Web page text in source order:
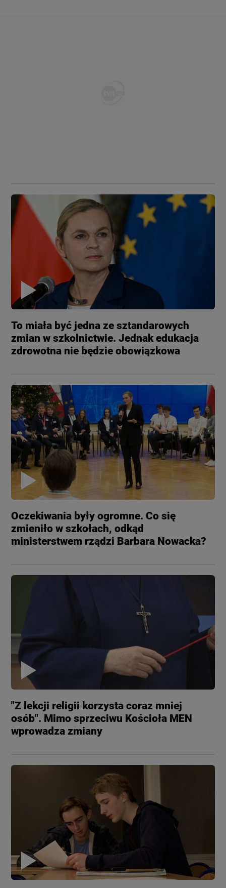
To miała być jedna ze sztandarowych
zmian w szkolnictwie. Jednak edukacja
zdrowotna nie będzie obowiązkowa
Oczekiwania były ogromne. Co się
zmieniło w szkołach, odkąd
ministerstwem rządzi Barbara Nowacka?
"Z lekcji religii korzysta coraz mniej
osób". Mimo sprzeciwu Kościoła MEN
wprowadza zmiany